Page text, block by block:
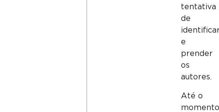
tentativa
de
e
prender
os
autores.
Até o